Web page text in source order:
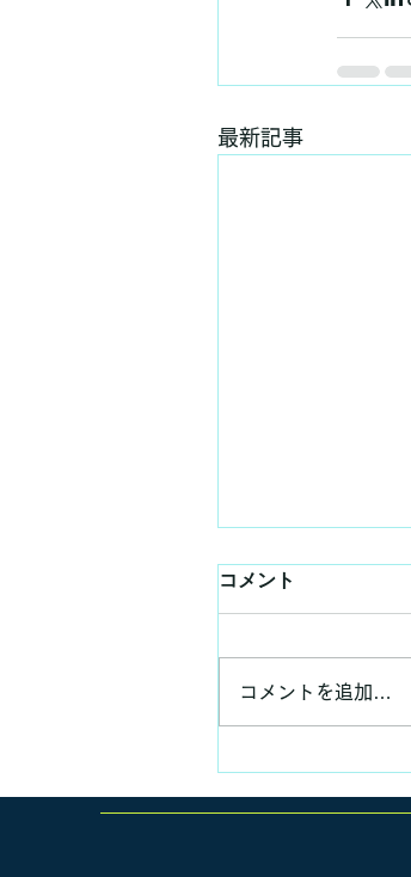
最新記事
✨😊
コメント
コメントを追加…